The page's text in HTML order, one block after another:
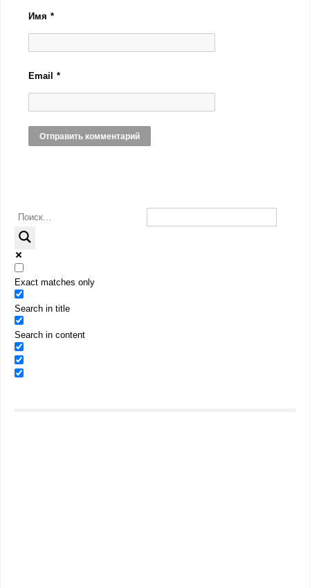
Имя*
Email*
Exact matches only
Search in title
Search in content